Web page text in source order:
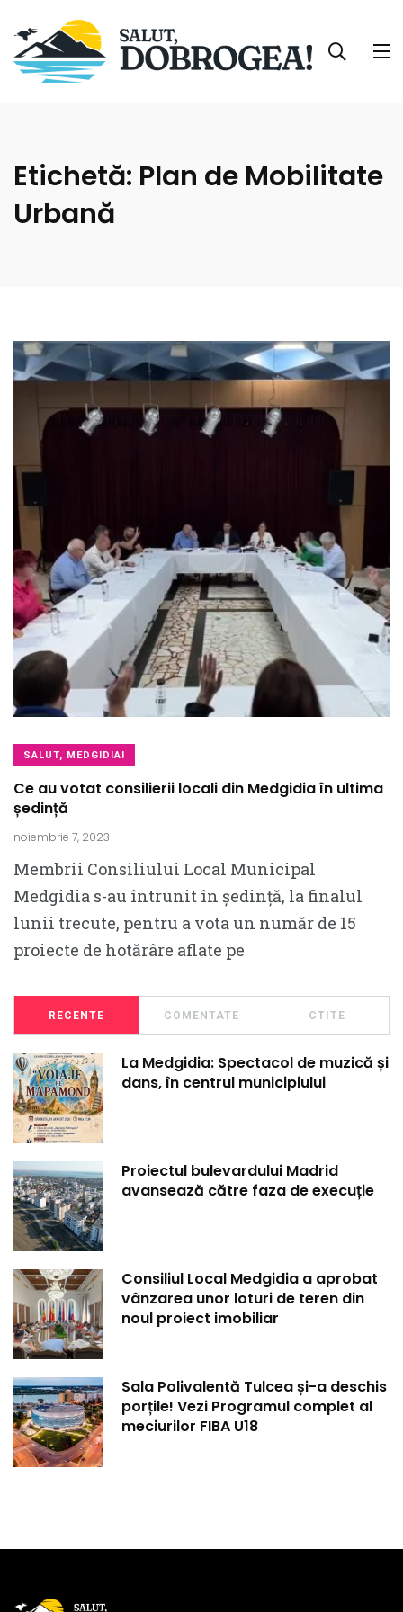
Etichetă: Plan de Mobilitate
Urbană
SALUT, MEDGIDIA!
Ce au votat consilierii locali din Medgidia în ultima
ședință
noiembrie 7, 2023
Membrii Consiliului Local Municipal
Medgidia s-au întrunit în ședință, la finalul
lunii trecute, pentru a vota un număr de 15
proiecte de hotărâre aflate pe
RECENTE COMENTATE CTITE
La Medgidia: Spectacol de muzică și
dans, în centrul municipiului
Proiectul bulevardului Madrid
avansează către faza de execuție
Consiliul Local Medgidia a aprobat
vânzarea unor loturi de teren din
noul proiect imobiliar
Sala Polivalentă Tulcea și-a deschis
porțile! Vezi Programul complet al
meciurilor FIBA U18